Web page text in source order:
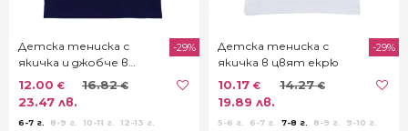
Детска тениска с
якичка и джобче в
тъмносиньо
-29%
12.00 €
23.47 лв.
16.82€
6-7 г. 8-9 г. 10-11 г.
12-13 г.
Детска тениска с
якичка в цвят екрю
-29%
10.17 €
19.89 лв.
14.27€
5-6 г. 6-7 г. 7-8 г. 8-9 г.
9-10 г.